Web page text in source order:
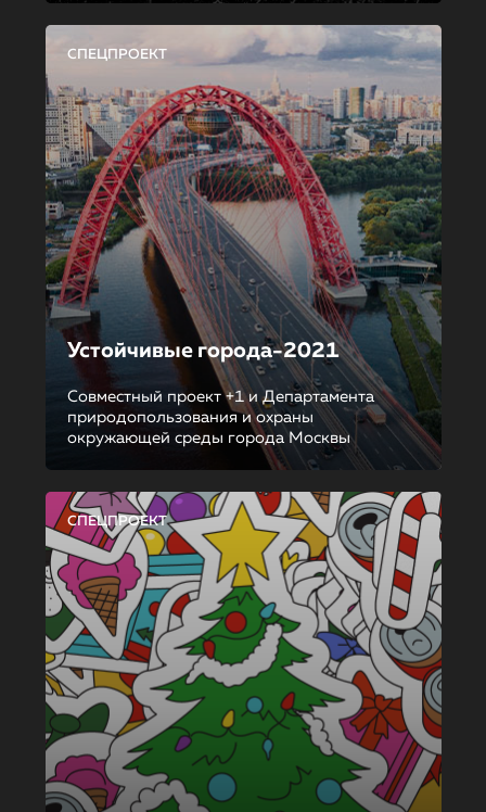
СПЕЦПРОЕКТ
Устойчивые города-2021
Совместный проект +1 и Департамента
природопользования и охраны
окружающей среды города Москвы
СПЕЦПРОЕКТ